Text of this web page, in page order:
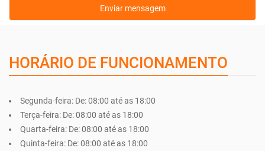
HORÁRIO DE FUNCIONAMENTO
Segunda-feira: De: 08:00 até as 18:00
Terça-feira: De: 08:00 até as 18:00
Quarta-feira: De: 08:00 até as 18:00
Quinta-feira: De: 08:00 até as 18:00